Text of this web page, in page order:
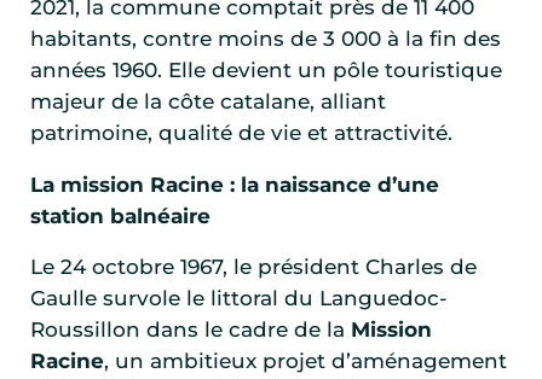
2021, la commune comptait près de 11 400
habitants, contre moins de 3 000 à la fin des
années 1960. Elle devient un pôle touristique
majeur de la côte catalane, alliant
patrimoine, qualité de vie et attractivité.
La mission Racine : la naissance d’une
station balnéaire
Le 24 octobre 1967, le président Charles de
Gaulle survole le littoral du Languedoc-
Roussillon dans le cadre de la Mission
Racine, un ambitieux projet d’aménagement